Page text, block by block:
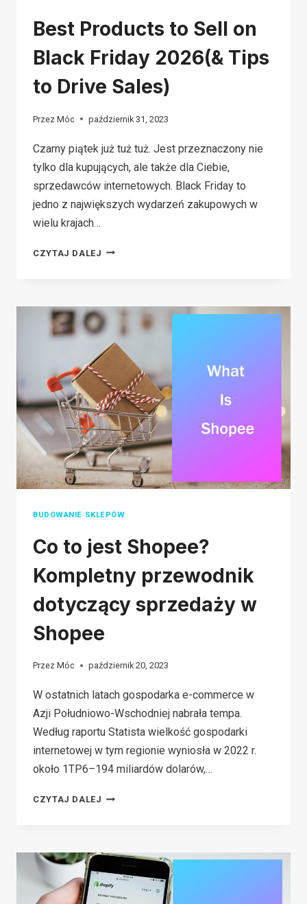
Best Products to Sell on
Black Friday 2026(& Tips
to Drive Sales)
Przez Móc październik 31, 2023
Czarny piątek już tuż tuż. Jest przeznaczony nie
tylko dla kupujących, ale także dla Ciebie,
sprzedawców internetowych. Black Friday to
jedno z największych wydarzeń zakupowych w
wielu krajach…
CZYTAJ DALEJ BEST
SELL
ON
BLACK
FRIDAY
2026(&
TIPS
TO
DRIVE
SALES)
BUDOWANIE SKLEPÓW
Co to jest Shopee?
Kompletny przewodnik
dotyczący sprzedaży w
Shopee
Przez Móc październik 20, 2023
W ostatnich latach gospodarka e-commerce w
Azji Południowo-Wschodniej nabrała tempa.
Według raportu Statista wielkość gospodarki
internetowej w tym regionie wyniosła w 2022 r.
około 1TP6–194 miliardów dolarów,…
CZYTAJ DALEJ CO
SHOPEE?
KOMPLETNY
PRZEWODNIK